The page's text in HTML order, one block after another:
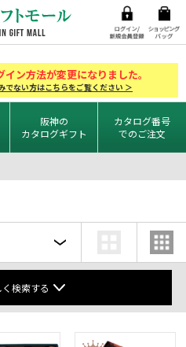
ン方法が変更になりました。
でない方はこちらをご覧ください ＞
阪神の
カタログギフト
カタログ番号
でのご注文
検索する